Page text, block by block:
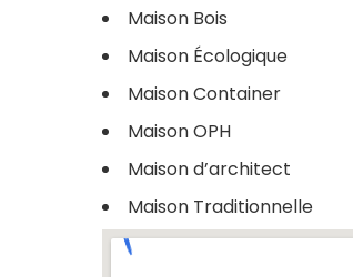
Maison Bois
Maison Écologique
Maison Container
Maison OPH
Maison d’architect
Maison Traditionnelle